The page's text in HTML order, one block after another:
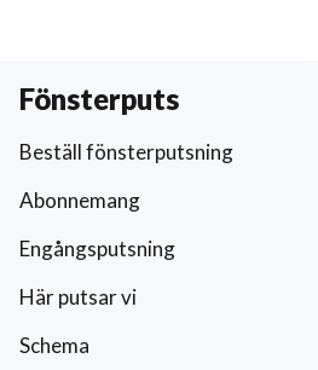
Fönsterputs
Beställ fönsterputsning
Abonnemang
Engångsputsning
Här putsar vi
Schema